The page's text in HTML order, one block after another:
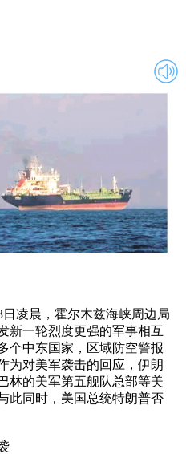
凌晨，霍尔木兹海峡周边局
新一轮烈度更强的军事相互
个中东国家，区域防空警报
为对美军袭击的回应，伊朗
林的美军第五舰队总部等美
此同时，美国总统特朗普否